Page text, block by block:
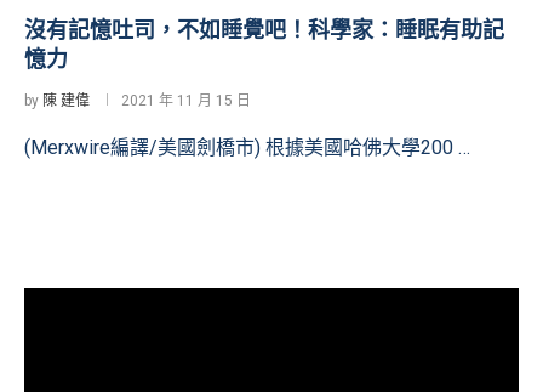
沒有記憶吐司，不如睡覺吧！科學家：睡眠有助記
憶力
by 陳 建偉 2021 年 11 月 15 日
(Merxwire編譯/美國劍橋市) 根據美國哈佛大學200 …